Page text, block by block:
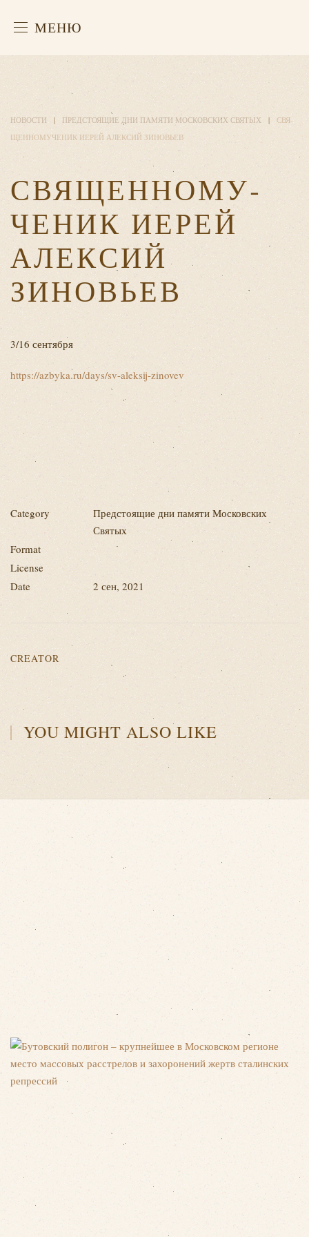
МЕНЮ
НОВОСТИ ПРЕДСТОЯЩИЕ ДНИ ПАМЯТИ МОСКОВСКИХ СВЯТЫХ
СВЯ­
ЩЕН­НО­МУ­ЧЕ­НИК ИЕРЕЙ АЛЕК­СИЙ ЗИНОВЬЕВ
СВЯ­ЩЕН­НО­МУ­
ЧЕ­НИК ИЕРЕЙ
АЛЕК­СИЙ
ЗИНОВЬЕВ
3/16 сентября
https://azbyka.ru/days/sv-aleksij-zinovev
Category
Предстоящие дни памяти Московских
Святых
Format
License
Date
2 сен, 2021
CREATOR
YOU MIGHT ALSO LIKE